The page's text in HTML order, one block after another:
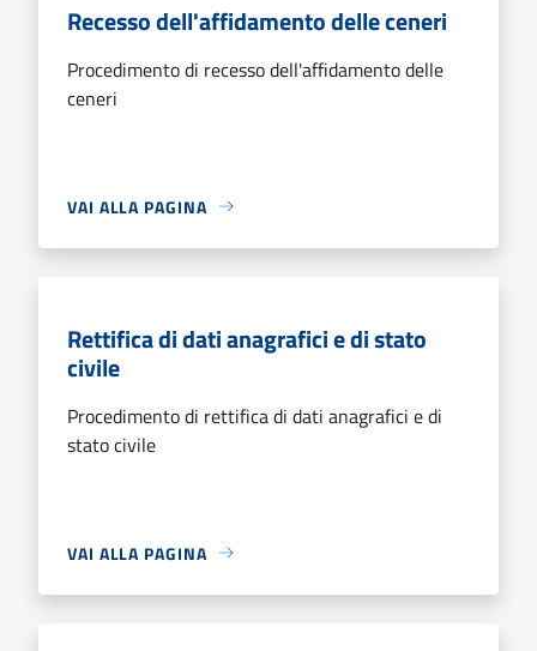
Recesso dell'affidamento delle ceneri
Procedimento di recesso dell'affidamento delle
ceneri
VAI ALLA PAGINA
Rettifica di dati anagrafici e di stato
civile
Procedimento di rettifica di dati anagrafici e di
stato civile
VAI ALLA PAGINA